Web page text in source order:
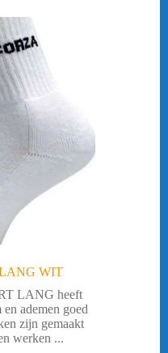
WIT
LANG heeft
ademen goed
zijn gemaakt
werken ...